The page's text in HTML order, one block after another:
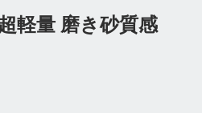
軽量 磨き砂質感